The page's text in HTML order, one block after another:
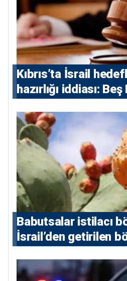
Kıbrıs’ta İsrail
hazırlığı iddiası:
Babutsalar istilacı
İsrail’den getirilen